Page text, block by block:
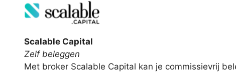
Scalable Capital
Zelf beleggen
Met broker Scalable Capital kan je commissievrij